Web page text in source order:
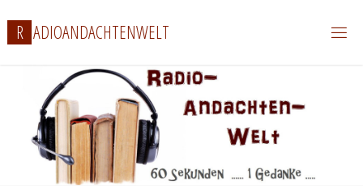
Inhalt
springen
R ADIOANDACHTENWELT